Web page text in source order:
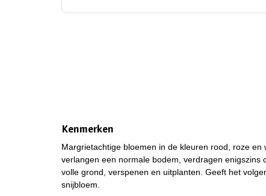
Kenmerken
Margrietachtige bloemen in de kleuren rood, roze
verlangen een normale bodem, verdragen
volle grond, verspenen en uitplanten. Geeft het
snijbloem.